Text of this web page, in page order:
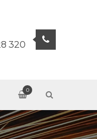
320
0